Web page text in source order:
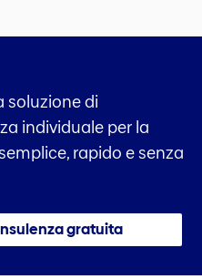
soluzione di
individuale per la
rapido e senza
gratuita